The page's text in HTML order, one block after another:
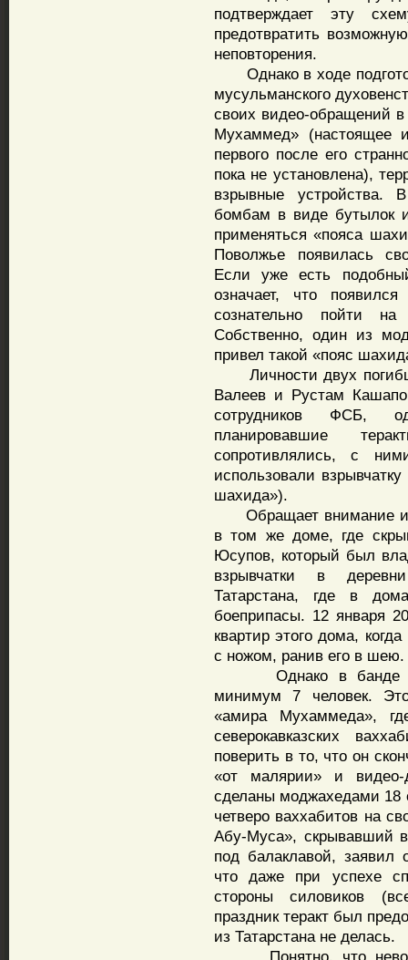
подтверждает эту
предотвратить
неповторения.
Однако в ходе
мусульманского
своих видео-обращений
Мухаммед» (настоящее
первого после его
пока не установлена),
взрывные устройства.
бомбам в виде бутылок и
применяться «пояса
Поволжье появилась
Если уже есть
означает, что
сознательно пойти
Собственно, один из
привел такой «пояс
Личности двух
Валеев и Рустам
сотрудников ФСБ,
планировавшие
сопротивлялись, с
использовали
шахида»).
Обращает внимание и
в том же доме, где
Юсупов, который был
взрывчатки в
Татарстана, где в
боеприпасы. 12 января
квартир этого дома,
с ножом, ранив его в шею.
Однако в банде
минимум 7 человек.
«амира Мухаммеда»,
северокавказских
поверить в то, что он
«от малярии» и
сделаны моджахедами 18
четверо ваххабитов на
Абу-Муса», скрывавший
под балаклавой,
что даже при успехе
стороны силовиков
праздник теракт был
из Татарстана не делась.
Понятно, что